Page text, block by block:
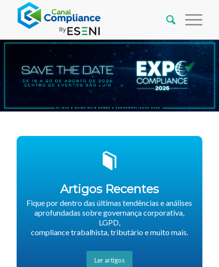
Artigos Recentes
Fique por dentro das últimas tendências e análises
aprofundadas sobre governança corporativa,
LGPD,
compliance trabalhista, tributário e muito mais.
Ler artigos